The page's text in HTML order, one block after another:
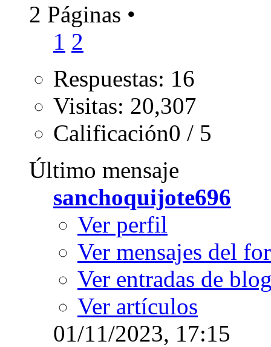
2 Páginas •
1 2
Respuestas: 16
Visitas: 20,307
Calificación0 / 5
Último mensaje
sanchoquijote696
Ver perfil
Ver mensajes del
Ver entradas de
Ver artículos
01/11/2023, 17:15